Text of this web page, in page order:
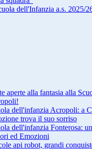
dell'Infanzia a.s. 2025/
aperte alla fantasia alla
dell'infanzia Acropoli: a
trova il suo sorriso
dell'infanzia Fonterosa:
ed Emozioni
api robot, grandi